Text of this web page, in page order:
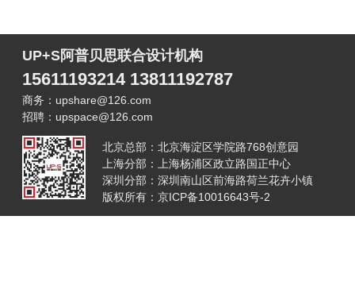
UP+S阿普贝思联合设计机构
15611193214 13811192787
商务：upshare@126.com
招聘：upspace@126.com
北京总部：北京海淀区学院路768创意园
上海分部：上海杨浦区政立路国正中心
深圳分部：深圳南山区前海路荷兰花卉小镇
版权所有：京ICP备10016643号-2